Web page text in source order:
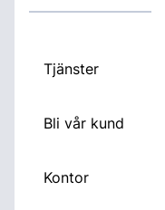
Tjänster
Bli vår kund
Kontor